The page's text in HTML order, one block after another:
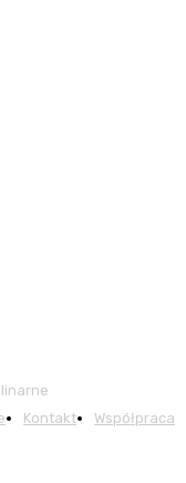
Kontakt Współpraca